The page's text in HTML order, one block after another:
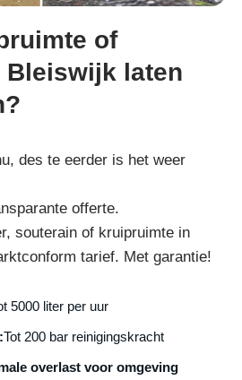
of
laten
des te eerder is het weer
offerte.
souterain of kruipruimte in
tarief. Met garantie!
5000 liter per uur
Tot 200 bar reinigingskracht
overlast voor omgeving